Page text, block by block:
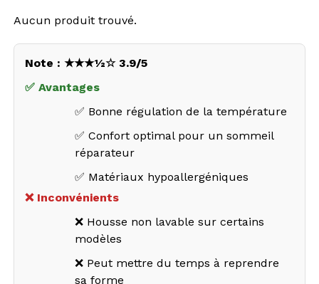
Aucun produit trouvé.
Note : ★★★½☆ 3.9/5
✅ Avantages
✅ Bonne régulation de la température
✅ Confort optimal pour un sommeil
réparateur
✅ Matériaux hypoallergéniques
❌ Inconvénients
❌ Housse non lavable sur certains
modèles
❌ Peut mettre du temps à reprendre
sa forme